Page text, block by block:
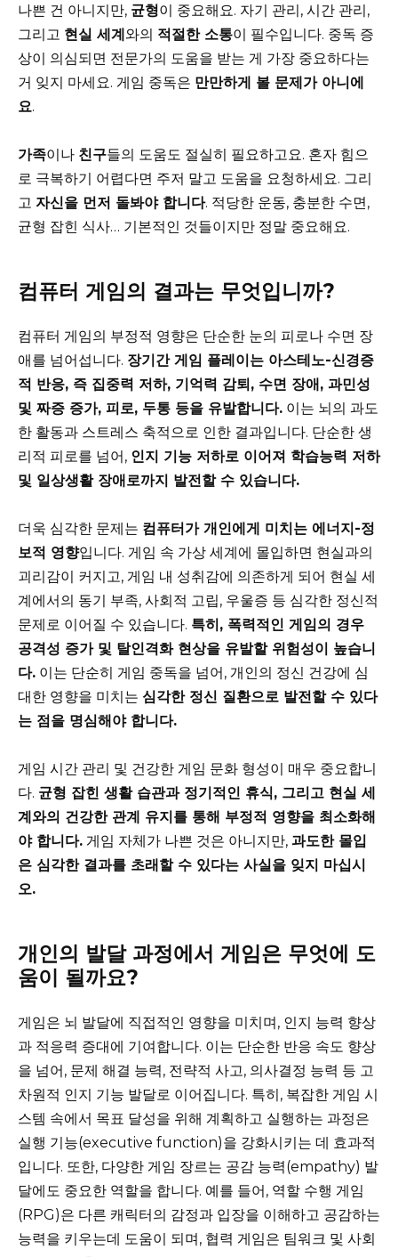
나쁜 건 아니지만, 균형이 중요해요. 자기 관리, 시간 관리,
그리고 현실 세계와의 적절한 소통이 필수입니다. 중독 증
상이 의심되면 전문가의 도움을 받는 게 가장 중요하다는
거 잊지 마세요. 게임 중독은 만만하게 볼 문제가 아니에
요.
가족이나 친구들의 도움도 절실히 필요하고요. 혼자 힘으
로 극복하기 어렵다면 주저 말고 도움을 요청하세요. 그리
고 자신을 먼저 돌봐야 합니다. 적당한 운동, 충분한 수면,
균형 잡힌 식사… 기본적인 것들이지만 정말 중요해요.
컴퓨터 게임의 결과는 무엇입니까?
컴퓨터 게임의 부정적 영향은 단순한 눈의 피로나 수면 장
애를 넘어섭니다. 장기간 게임 플레이는 아스테노-신경증
적 반응, 즉 집중력 저하, 기억력 감퇴, 수면 장애, 과민성
및 짜증 증가, 피로, 두통 등을 유발합니다. 이는 뇌의 과도
한 활동과 스트레스 축적으로 인한 결과입니다. 단순한 생
리적 피로를 넘어, 인지 기능 저하로 이어져 학습능력 저하
및 일상생활 장애로까지 발전할 수 있습니다.
더욱 심각한 문제는 컴퓨터가 개인에게 미치는 에너지-정
보적 영향입니다. 게임 속 가상 세계에 몰입하면 현실과의
괴리감이 커지고, 게임 내 성취감에 의존하게 되어 현실 세
계에서의 동기 부족, 사회적 고립, 우울증 등 심각한 정신적
문제로 이어질 수 있습니다. 특히, 폭력적인 게임의 경우
공격성 증가 및 탈인격화 현상을 유발할 위험성이 높습니
다. 이는 단순히 게임 중독을 넘어, 개인의 정신 건강에 심
대한 영향을 미치는 심각한 정신 질환으로 발전할 수 있다
는 점을 명심해야 합니다.
게임 시간 관리 및 건강한 게임 문화 형성이 매우 중요합니
다. 균형 잡힌 생활 습관과 정기적인 휴식, 그리고 현실 세
계와의 건강한 관계 유지를 통해 부정적 영향을 최소화해
야 합니다. 게임 자체가 나쁜 것은 아니지만, 과도한 몰입
은 심각한 결과를 초래할 수 있다는 사실을 잊지 마십시
오.
개인의 발달 과정에서 게임은 무엇에 도
움이 될까요?
게임은 뇌 발달에 직접적인 영향을 미치며, 인지 능력 향상
과 적응력 증대에 기여합니다. 이는 단순한 반응 속도 향상
을 넘어, 문제 해결 능력, 전략적 사고, 의사결정 능력 등 고
차원적 인지 기능 발달로 이어집니다. 특히, 복잡한 게임 시
스템 속에서 목표 달성을 위해 계획하고 실행하는 과정은
실행 기능(executive function)을 강화시키는 데 효과적
입니다. 또한, 다양한 게임 장르는 공감 능력(empathy) 발
달에도 중요한 역할을 합니다. 예를 들어, 역할 수행 게임
(RPG)은 다른 캐릭터의 감정과 입장을 이해하고 공감하는
능력을 키우는데 도움이 되며, 협력 게임은 팀워크 및 사회